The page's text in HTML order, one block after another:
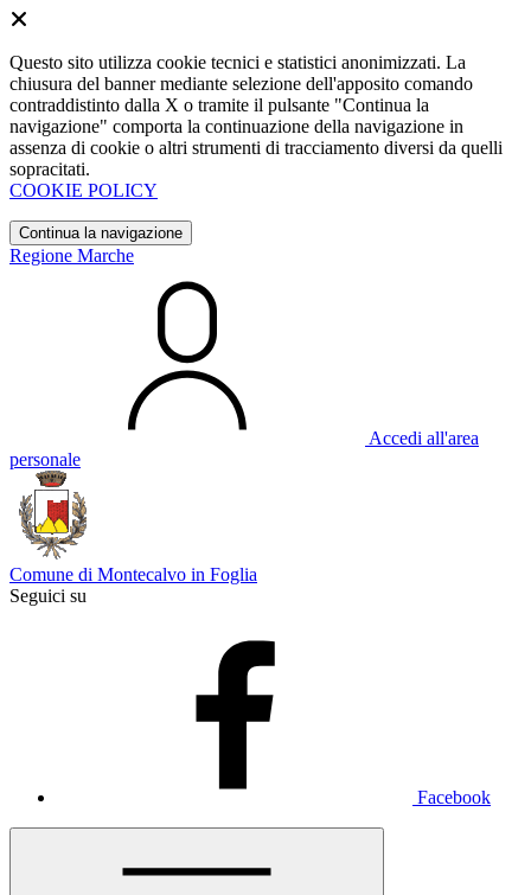
Questo sito utilizza cookie tecnici e statistici anonimizzati. La
chiusura del banner mediante selezione dell'apposito comando
contraddistinto dalla X o tramite il pulsante "Continua la
navigazione" comporta la continuazione della navigazione in
assenza di cookie o altri strumenti di tracciamento diversi da quelli
sopracitati.
COOKIE POLICY
Continua la navigazione
Regione Marche
Accedi all'area
personale
Comune di Montecalvo in Foglia
Seguici su
Facebook